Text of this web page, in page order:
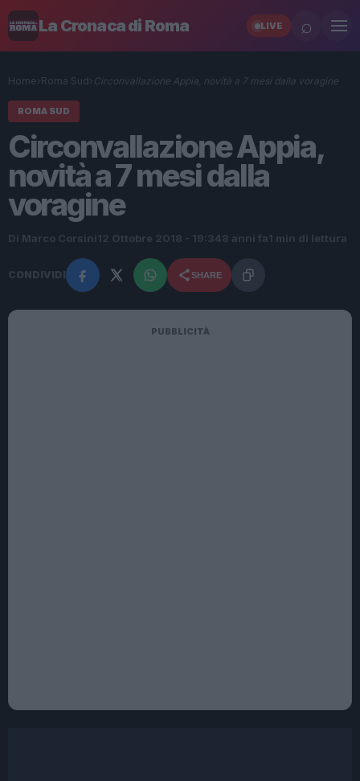
La Cronaca di Roma LIVE ⌕
Home› Roma Sud› Circonvallazione Appia, novità a 7 mesi dalla voragine
ROMA SUD
Circonvallazione Appia,
novità a 7 mesi dalla
voragine
Di Marco Corsini 12 Ottobre 2018 - 19:348 anni fa 1 min di lettura
CONDIVIDI SHARE
PUBBLICITÀ